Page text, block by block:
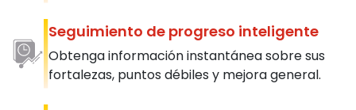
Seguimiento de progreso inteligente
Obtenga información instantánea sobre sus
fortalezas, puntos débiles y mejora general.